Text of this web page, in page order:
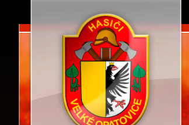
SDH Velké Opatovice